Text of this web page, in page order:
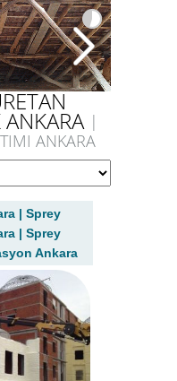
|
ANKARA
| Sprey
| Sprey
Ankara